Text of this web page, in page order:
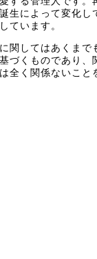
生によって変化し
ています。
関してはあくまで
づくものであり、
全く関係ないこと